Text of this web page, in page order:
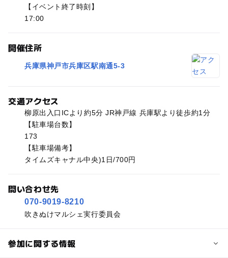
【イベント終了時刻】
17:00
開催住所
兵庫県神戸市兵庫区駅南通5-3
交通アクセス
柳原出入口ICより約5分 JR神戸線 兵庫駅より徒歩約1分
【駐車場台数】
173
【駐車場備考】
タイムズキャナル中央)1日/700円
問い合わせ先
070-9019-8210
吹きぬけマルシェ実行委員会
参加に関する情報